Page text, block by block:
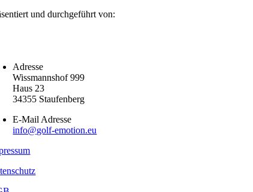
und durchgeführt von:
Adresse
Wissmannshof 999
Haus 23
34355 Staufenberg
E-Mail Adresse
info@golf-emotion.eu